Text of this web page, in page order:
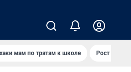
мам по тратам к школе Рост цен на